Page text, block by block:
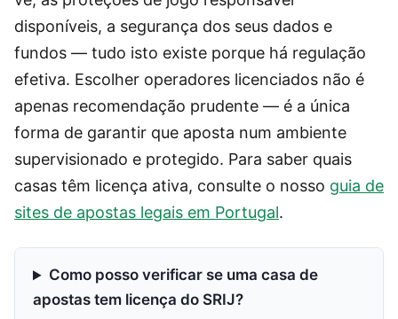
disponíveis, a segurança dos seus dados e
fundos — tudo isto existe porque há regulação
efetiva. Escolher operadores licenciados não é
apenas recomendação prudente — é a única
forma de garantir que aposta num ambiente
supervisionado e protegido. Para saber quais
casas têm licença ativa, consulte o nosso guia de
sites de apostas legais em Portugal.
Como posso verificar se uma casa de
apostas tem licença do SRIJ?